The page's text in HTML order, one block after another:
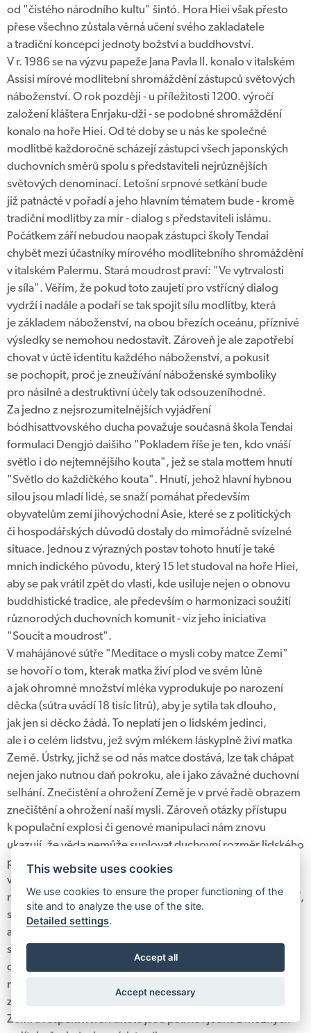
od "čistého národního kultu" šintó. Hora Hiei však přesto
přese všechno zůstala věrná učení svého zakladatele
a tradiční koncepci jednoty božství a buddhovství.
V r. 1986 se na výzvu papeže Jana Pavla II. konalo v italském
Assisi mírové modlitební shromáždění zástupců světových
náboženství. O rok později - u příležitosti 1200. výročí
založení kláštera Enrjaku-dži - se podobné shromáždění
konalo na hoře Hiei. Od té doby se u nás ke společné
modlitbě každoročně scházejí zástupci všech japonských
duchovních směrů spolu s představiteli nejrůznějších
světových denominací. Letošní srpnové setkání bude
již patnácté v pořadí a jeho hlavním tématem bude - kromě
tradiční modlitby za mír - dialog s představiteli islámu.
Počátkem září nebudou naopak zástupci školy Tendai
chybět mezi účastníky mírového modlitebního shromáždění
v italském Palermu. Stará moudrost praví: "Ve vytrvalosti
je síla". Věřím, že pokud toto zaujetí pro vstřícný dialog
vydrží i nadále a podaří se tak spojit sílu modlitby, která
je základem náboženství, na obou březích oceánu, příznivé
výsledky se nemohou nedostavit. Zároveň je ale zapotřebí
chovat v úctě identitu každého náboženství, a pokusit
se pochopit, proč je zneužívání náboženské symboliky
pro násilné a destruktivní účely tak odsouzeníhodné.
Za jedno z nejsrozumitelnějších vyjádření
bódhisattvovského ducha považuje současná škola Tendai
formulaci Dengjó daišiho "Pokladem říše je ten, kdo vnáší
světlo i do nejtemnějšího kouta", jež se stala mottem hnutí
"Světlo do každičkého kouta". Hnutí, jehož hlavní hybnou
silou jsou mladí lidé, se snaží pomáhat především
obyvatelům zemí jihovýchodní Asie, které se z politických
či hospodářských důvodů dostaly do mimořádně svízelné
situace. Jednou z výrazných postav tohoto hnutí je také
mnich indického původu, který 15 let studoval na hoře Hiei,
aby se pak vrátil zpět do vlasti, kde usiluje nejen o obnovu
buddhistické tradice, ale především o harmonizaci soužití
různorodých duchovních komunit - viz jeho iniciativa
"Soucit a moudrost".
V mahájánové sútře "Meditace o mysli coby matce Zemi"
se hovoří o tom, kterak matka živí plod ve svém lůně
a jak ohromné množství mléka vyprodukuje po narození
děcka (sútra uvádí 18 tisíc litrů), aby je sytila tak dlouho,
jak jen si děcko žádá. To neplatí jen o lidském jedinci,
ale i o celém lidstvu, jež svým mlékem láskyplně živí matka
Země. Ústrky, jichž se od nás matce dostává, lze tak chápat
nejen jako nutnou daň pokroku, ale i jako závažné duchovní
selhání. Znečistění a ohrožení Země je v prvé řadě obrazem
znečištění a ohrožení naší mysli. Zároveň otázky přístupu
k populační explosi či genové manipulaci nám znovu
ukazují, že věda nemůže suplovat duchovní rozměr lidského
počínání. Je proto zapotřebí, abychom přestali náboženství
vnímat jako izolovanou oblast, abychom v něm rozpoznali
rovinu, v níž se spojují všechny snahy o zásadní porozumění,
smíření, světový mír. My lidé se rodíme ze spojení muže
a ženy, z lásky rodičů vyrůstáme. Nejvýmluvnějším
spodobněním této lásky a zároveň dokonalé pravdy je tvář
dítěte. Jsem přesvědčen, že její výmluvnosti dokáže odolat
málokdo na světě, neboť mír a láska, hodnoty, které
zosobňuje, jsou hodnoty bytostně všelidské. Láska k matce
Zemi a respekt k tváři dítěte jsou patrně i jedna z možných
This website uses cookies
We use cookies to ensure the proper functioning of the
site and to analyze the use of the site.
Detailed settings.
Accept all
Accept necessary